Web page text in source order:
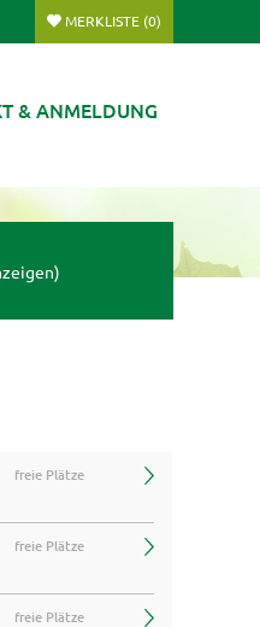
MERKLISTE (0)
& ANMELDUNG
freie Plätze
freie Plätze
freie Plätze